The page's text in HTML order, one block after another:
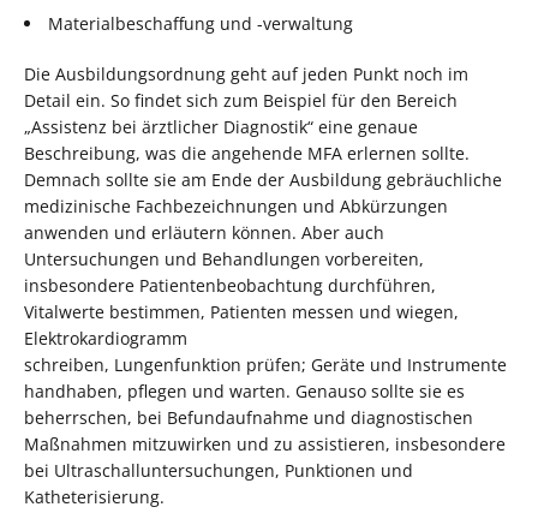
Materialbeschaffung und -verwaltung
Die Ausbildungsordnung geht auf jeden Punkt noch im
Detail ein. So findet sich zum Beispiel für den Bereich
„Assistenz bei ärztlicher Diagnostik“ eine genaue
Beschreibung, was die angehende MFA erlernen sollte.
Demnach sollte sie am Ende der Ausbildung gebräuchliche
medizinische Fachbezeichnungen und Abkürzungen
anwenden und erläutern können. Aber auch
Untersuchungen und Behandlungen vorbereiten,
insbesondere Patientenbeobachtung durchführen,
Vitalwerte bestimmen, Patienten messen und wiegen,
Elektrokardiogramm
schreiben, Lungenfunktion prüfen; Geräte und Instrumente
handhaben, pflegen und warten. Genauso sollte sie es
beherrschen, bei Befundaufnahme und diagnostischen
Maßnahmen mitzuwirken und zu assistieren, insbesondere
bei Ultraschalluntersuchungen, Punktionen und
Katheterisierung.